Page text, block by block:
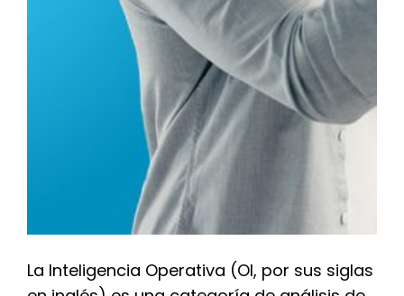
La Inteligencia Operativa (OI, por sus siglas